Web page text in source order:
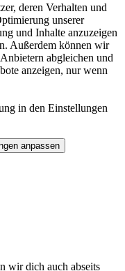
deren Verhalten und
unserer
und Inhalte anzuzeigen
Außerdem können wir
abgleichen und
anzeigen, nur wenn
in den Einstellungen
anpassen
wir dich auch abseits